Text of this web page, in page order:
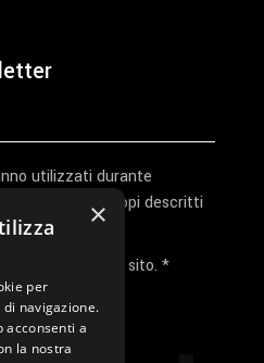
utilizzati durante
e per altri scopi descritti
policy del sito. *
×
per
navigazione.
acconsenti a
la nostra